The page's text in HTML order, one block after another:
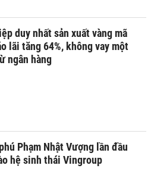
duy nhất sản xuất vàng mã
lãi tăng 64%, không vay một
ngân hàng
Phạm Nhật Vượng lần đầu
hệ sinh thái Vingroup